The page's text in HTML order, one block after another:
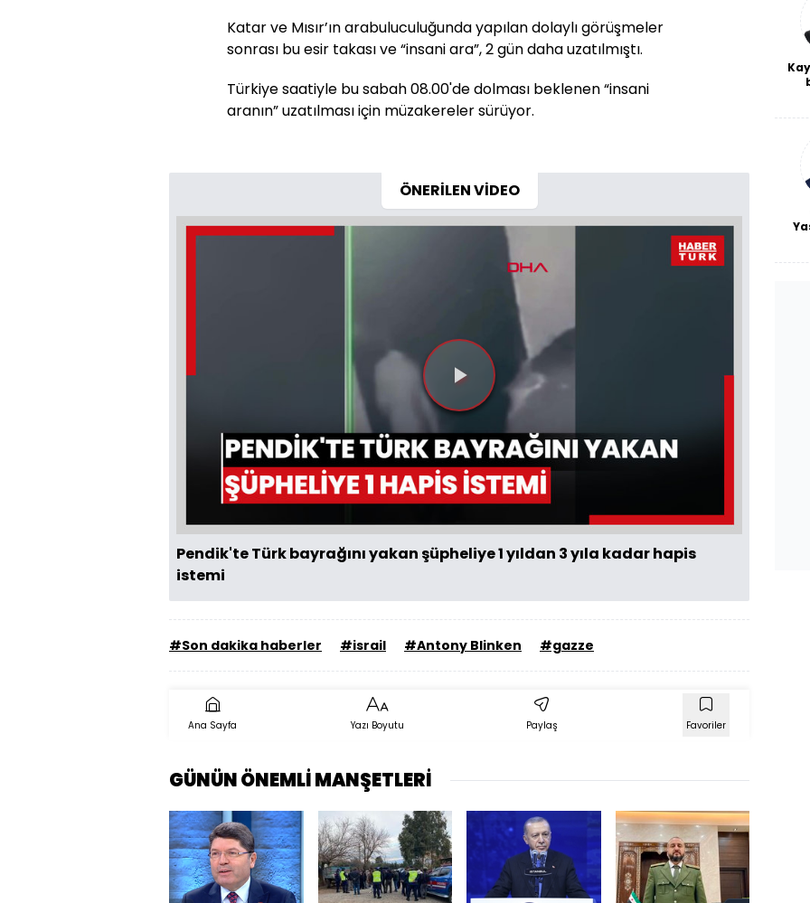
Katar ve Mısır’ın arabuluculuğunda yapılan dolaylı görüşmeler
sonrası bu esir takası ve “insani ara”, 2 gün daha uzatılmıştı.
Türkiye saatiyle bu sabah 08.00'de dolması beklenen “insani
aranın” uzatılması için müzakereler sürüyor.
ÖNERİLEN VİDEO
Videoyu
Oynat
Pendik'te Türk bayrağını yakan şüpheliye 1 yıldan 3 yıla kadar hapis
istemi
#Son dakika haberler #israil #Antony Blinken #gazze
Ana Sayfa Yazı Boyutu Paylaş Favoriler
GÜNÜN ÖNEMLİ MANŞETLERİ